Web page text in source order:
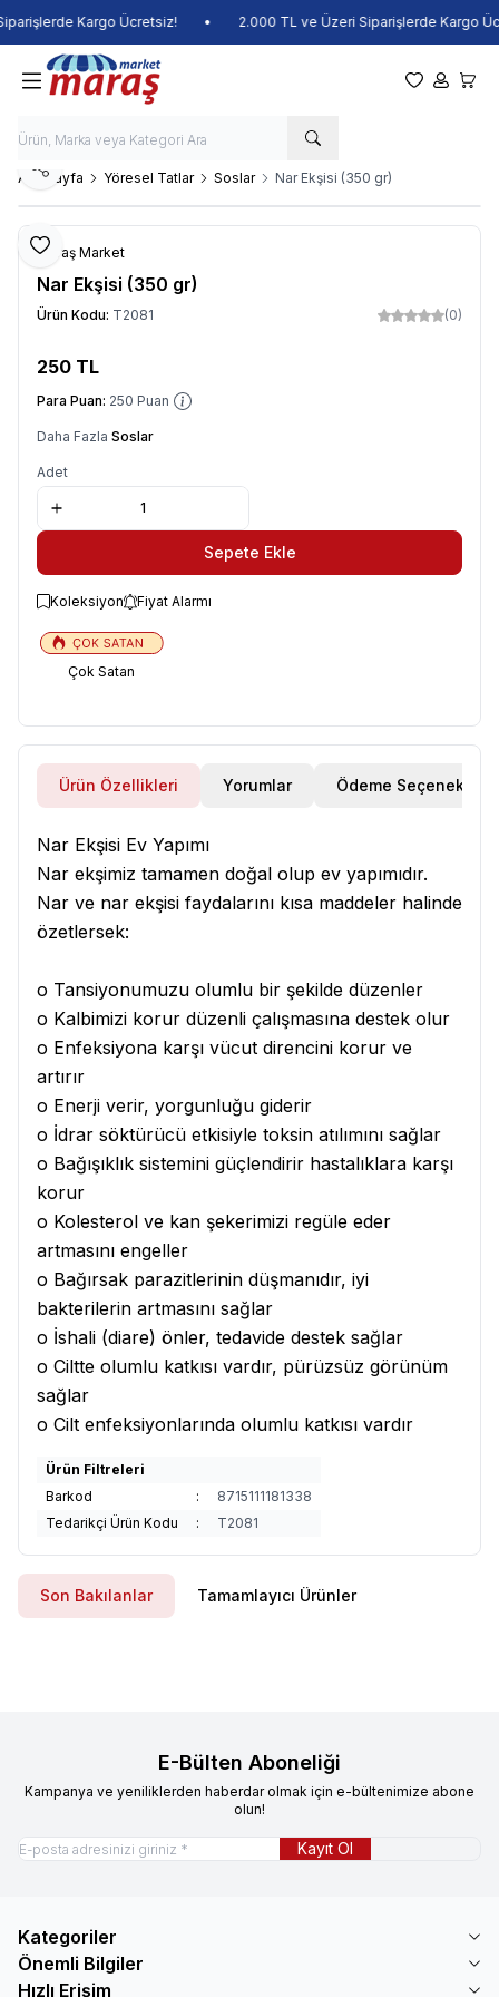
Kargo Ücretsiz! 2.000 TL ve Üzeri Siparişlerde Kargo
Favorilerim
Hesabım
Ana Sayfa Yöresel Tatlar Soslar Nar Ekşisi (350 gr)
Favoriye Ekle
Paylaş
Maraş Market
Nar Ekşisi (350 gr)
Ürün Kodu: T2081 (0)
250 TL
Para Puan: 250 Puan
Daha Fazla Soslar
Adet
Sepete Ekle
Koleksiyon Fiyat Alarmı
Çok Satan
Ürün Özellikleri Yorumlar Ödeme Seçenekleri
Nar Ekşisi Ev Yapımı
Nar ekşimiz tamamen doğal olup ev yapımıdır.
Nar ve nar ekşisi faydalarını kısa maddeler halinde
özetlersek:
o Tansiyonumuzu olumlu bir şekilde düzenler
o Kalbimizi korur düzenli çalışmasına destek olur
o Enfeksiyona karşı vücut direncini korur ve
artırır
o Enerji verir, yorgunluğu giderir
o İdrar söktürücü etkisiyle toksin atılımını sağlar
o Bağışıklık sistemini güçlendirir hastalıklara karşı
korur
o Kolesterol ve kan şekerimizi regüle eder
artmasını engeller
o Bağırsak parazitlerinin düşmanıdır, iyi
bakterilerin artmasını sağlar
o İshali (diare) önler, tedavide destek sağlar
o Ciltte olumlu katkısı vardır, pürüzsüz görünüm
sağlar
o Cilt enfeksiyonlarında olumlu katkısı vardır
Ürün Filtreleri
Barkod
:
8715111181338
Tedarikçi Ürün Kodu
: T2081
Son Bakılanlar Tamamlayıcı Ürünler
E-Bülten Aboneliği
Kampanya ve yeniliklerden haberdar olmak için e-bültenimize abone
olun!
Kayıt Ol
Kategoriler
Önemli Bilgiler
Hızlı Erişim